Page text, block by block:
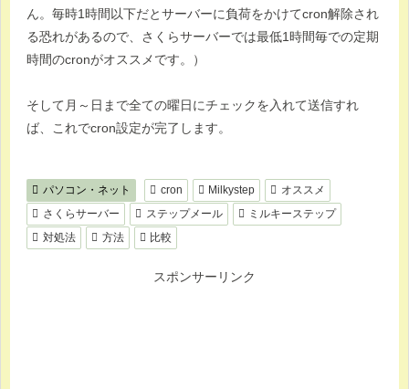
ん。毎時1時間以下だとサーバーに負荷をかけてcron解除され
る恐れがあるので、さくらサーバーでは最低1時間毎での定期
時間のcronがオススメです。）
そして月～日まで全ての曜日にチェックを入れて送信すれ
ば、これでcron設定が完了します。
パソコン・ネット cron Milkystep
オススメ
さくらサーバー
ステップメール
ミルキーステップ
対処法
方法 比較
スポンサーリンク